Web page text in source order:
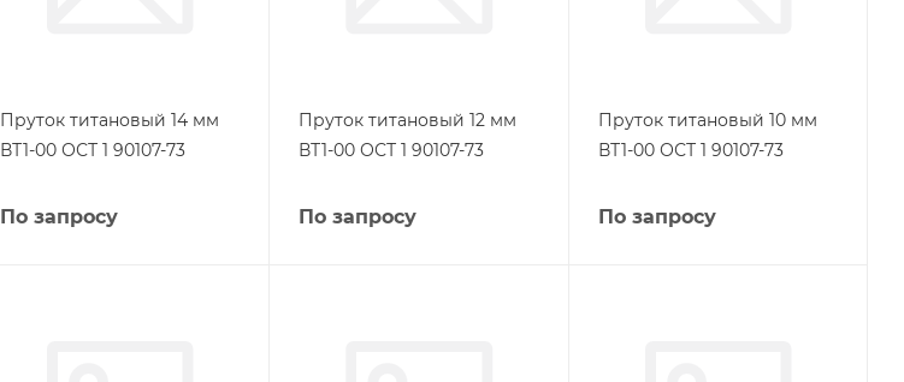
Пруток титановый 14 мм
ВТ1-00 ОСТ 1 90107-73
По запросу
Пруток титановый 12 мм
ВТ1-00 ОСТ 1 90107-73
По запросу
Пруток титановый 10 мм
ВТ1-00 ОСТ 1 90107-73
По запросу